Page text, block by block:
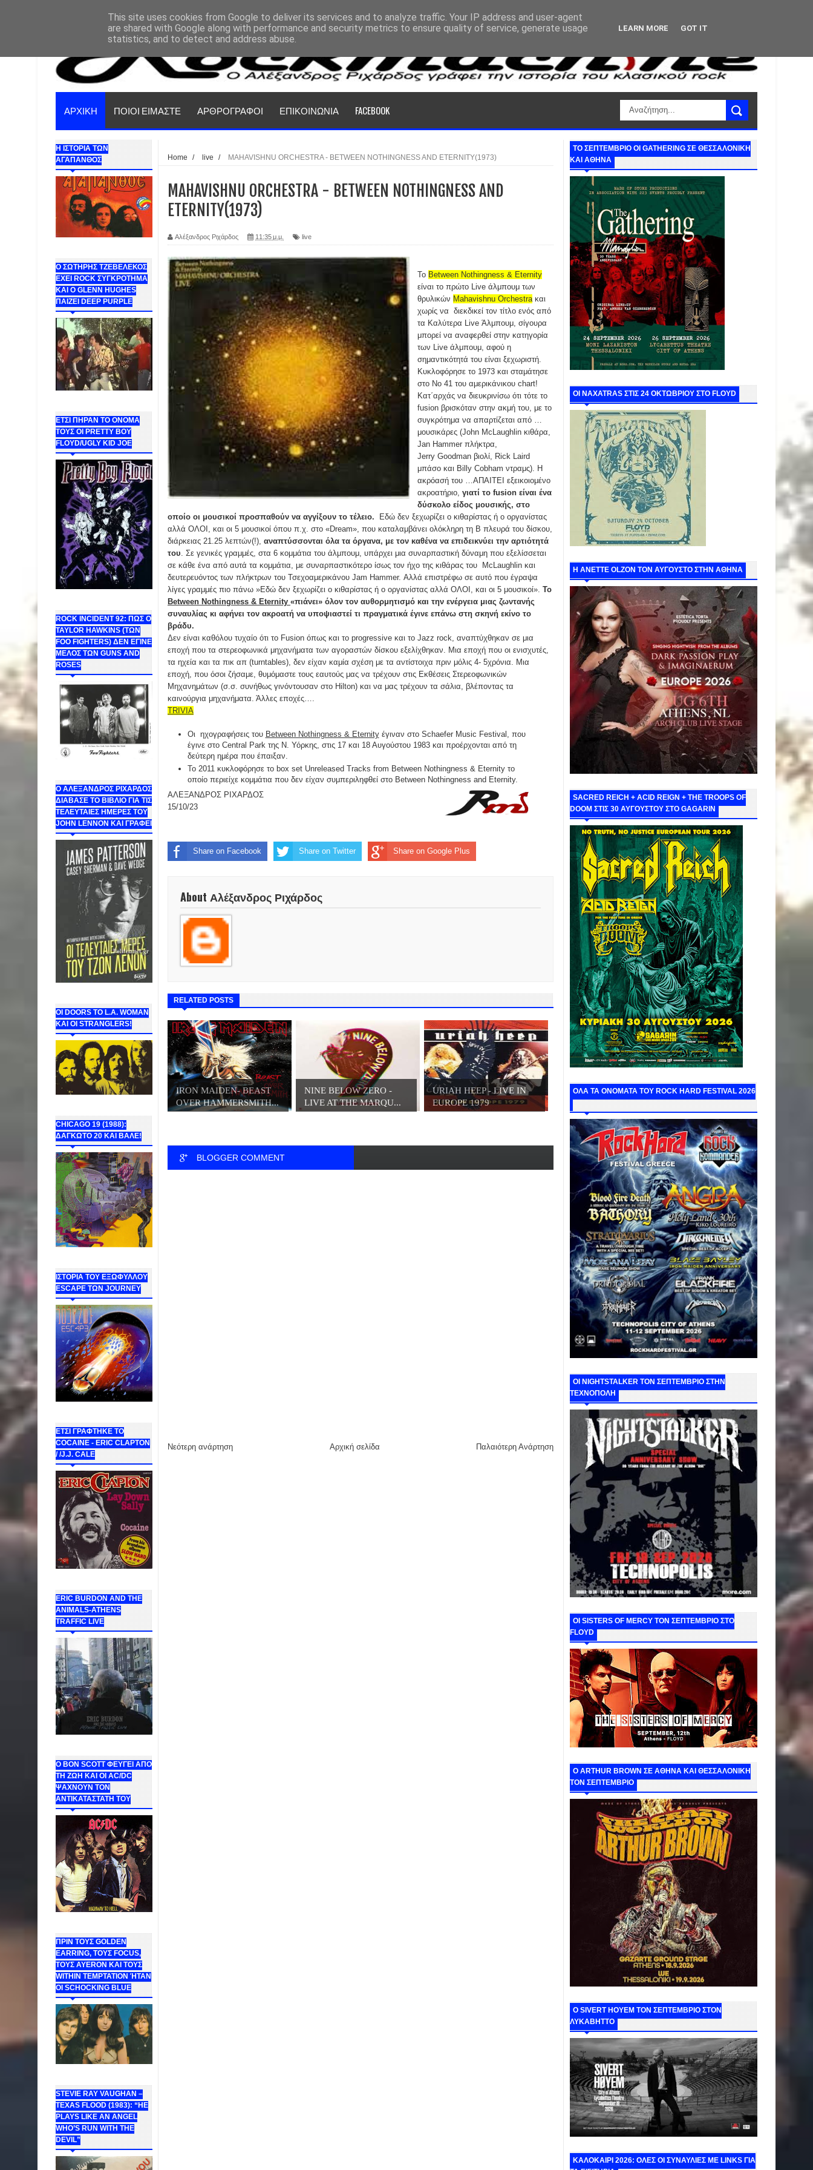
ΑΡΧΙΚΗ ΠΟΙΟΙ ΕΙΜΑΣΤΕ ΑΡΘΡΟΓΡΑΦΟΙ ΕΠΙΚΟΙΝΩΝΙΑ FACEBOOK
Η ΙΣΤΟΡΙΑ ΤΩΝ
ΑΓΑΠΑΝΘΟΣ
Ο ΣΩΤΗΡΗΣ ΤΖΕΒΕΛΕΚΟΣ
ΕΧΕΙ ROCK ΣΥΓΚΡΟΤΗΜΑ
ΚΑΙ Ο GLENN HUGHES
ΠΑΙΖΕΙ DEEP PURPLE
ΕΤΣΙ ΠΗΡΑΝ ΤΟ ΟΝΟΜΑ
ΤΟΥΣ ΟΙ PRETTY BOY
FLOYD/UGLY KID JOE
ROCK INCIDENT 92: ΠΩΣ Ο
TAYLOR HAWKINS (ΤΩΝ
FOO FIGHTERS) ΔΕΝ ΕΓΙΝΕ
ΜΕΛΟΣ ΤΩΝ GUNS AND
ROSES
Ο ΑΛΕΞΑΝΔΡΟΣ ΡΙΧΑΡΔΟΣ
ΔΙΑΒΑΣΕ ΤΟ ΒΙΒΛΙΟ ΓΙΑ ΤΙΣ
ΤΕΛΕΥΤΑΙΕΣ ΗΜΕΡΕΣ ΤΟΥ
JOHN LENNON ΚΑΙ ΓΡΑΦΕΙ
ΟΙ DOORS ΤΟ L.A. WOMAN
KAI OI STRANGLERS!
CHICAGO 19 (1988):
ΔΑΓΚΩΤΟ 20 ΚΑΙ ΒΑΛΕ!
ΙΣΤΟΡΙΑ ΤΟΥ ΕΞΩΦΥΛΛΟΥ
ESCAPE ΤΩΝ JOURNEY
ΕΤΣΙ ΓΡΑΦΤΗΚΕ ΤΟ
COCAINE - ERIC CLAPTON
/ /J.J. CALE
ERIC BURDON AND THE
ANIMALS-ATHENS
TRAFFIC LIVE
Ο BON SCOTT ΦΕΥΓΕΙ ΑΠΟ
ΤΗ ΖΩΗ ΚΑΙ ΟΙ AC/DC
ΨΑΧΝΟΥΝ ΤΟΝ
ΑΝΤΙΚΑΤΑΣΤΑΤΗ ΤΟΥ
ΠΡΙΝ ΤΟΥΣ GOLDEN
EARRING, ΤΟΥΣ FOCUS,
ΤΟΥΣ ΑΥΕROΝ ΚΑΙ ΤΟΥΣ
WITHIN TEMPTATION ΉΤΑΝ
ΟΙ SCHOCKING BLUE
STEVIE RAY VAUGHAN –
TEXAS FLOOD (1983): “HE
PLAYS LIKE AN ANGEL
WHO’S RUN WITH THE
DEVIL”
Home / live / MAHAVISHNU ORCHESTRA - BETWEEN NOTHINGNESS AND ETERNITY(1973)
MAHAVISHNU ORCHESTRA - BETWEEN NOTHINGNESS AND
ETERNITY(1973)
Αλέξανδρος Ριχάρδος 11:35 μ.μ. live
To Between Nothingness & Eternity
είναι το πρώτο Live άλμπουμ των
θρυλικών Mahavishnu Orchestraκαι
χωρίς να διεκδικεί τον τίτλο ενός από
τα Καλύτερα Live Άλμπουμ, σίγουρα
μπορεί να αναφερθεί στην κατηγορία
των Live άλμπουμ, αφού η
σημαντικότητά του είναι ξεχωριστή.
Κυκλοφόρησε το 1973 και σταμάτησε
στο Νο 41 του αμερικάνικου chart!
Κατ΄αρχάς να διευκρινίσω ότι τότε το
fusion βρισκόταν στην ακμή του, με το
συγκρότημα να απαρτίζεται από …
μουσικάρες (John McLaughlin κιθάρα,
Jan Hammer πλήκτρα,
Jerry Goodman βιολί, Rick Laird
μπάσο και Billy Cobham ντραμς). H
ακρόασή του …ΑΠΑΙΤΕΙ εξεικοιομένο
ακροατήριο, γιατί το fusion είναι ένα
δύσκολο είδος μουσικής, στο
οποίο οι μουσικοί προσπαθούν να αγγίξουν το τέλειο.
Εδώ δεν ξεχωρίζει ο κιθαρίστας ή ο οργανίστας
αλλά ΟΛΟΙ, και οι 5 μουσικοί όπου π.χ. στο «Dream», που καταλαμβάνει ολόκληρη τη Β πλευρά του δίσκου,
διάρκειας 21.25 λεπτών(!), αναπτύσσονται όλα τα όργανα, με τον καθένα να επιδεικνύει την αρτιότητά
του. Σε γενικές γραμμές, στα 6 κομμάτια του άλμπουμ, υπάρχει μια συναρπαστική δύναμη που εξελίσσεται
σε κάθε ένα από αυτά τα κομμάτια, με συναρπαστικότερο ίσως τον ήχο της κιθάρας του McLaughlin και
δευτερευόντος των πλήκτρων του Τσεχοαμερικάνου Jam Hammer. Αλλά επιστρέφω σε αυτό που έγραψα
λίγες γραμμές πιο πάνω »Εδώ δεν ξεχωρίζει ο κιθαρίστας ή ο οργανίστας αλλά ΟΛΟΙ, και οι 5 μουσικοί». Το
Between Nothingness & Eternity «πιάνει» όλον τον αυθορμητισμό και την ενέργεια μιας ζωντανής
συναυλίας κι αφήνει τον ακροατή να υποψιαστεί τι πραγματικά έγινε επάνω στη σκηνή εκίνο το
βράδυ.
Δεν είναι καθόλου τυχαίο ότι το Fusion όπως και το progressive και το Jazz rock, αναπτύχθηκαν σε μια
εποχή που τα στερεοφωνικά μηχανήματα των αγοραστών δίσκου εξελίχθηκαν. Μια εποχή που οι ενισχυτές,
τα ηχεία και τα πικ απ (turntables), δεν είχαν καμία σχέση με τα αντίστοιχα πριν μόλις 4- 5χρόνια. Μια
εποχή, που όσοι ζήσαμε, θυμόμαστε τους εαυτούς μας να τρέχουν στις Εκθέσεις Στερεοφωνικών
Μηχανημάτων (σ.σ. συνήθως γινόντουσαν στο Hilton) και να μας τρέχουν τα σάλια, βλέποντας τα
καινούργια μηχανήματα. Άλλες εποχές….
TRIVIA
Οι ηχογραφήσεις του Between Nothingness & Eternityέγιναν στο Schaefer Music Festival, που
έγινε στο Central Park της Ν. Υόρκης, στις 17 και 18 Αυγούστου 1983 και προέρχονται από τη
δεύτερη ημέρα που έπαιξαν.
To 2011 κυκλοφόρησε το box set Unreleased Tracks from Between Nothingness & Eternity το
οποίο περιείχε κομμάτια που δεν είχαν συμπεριληφθεί στο Between Nothingness and Eternity.
ΑΛΕΞΑΝΔΡΟΣ ΡΙΧΑΡΔΟΣ
15/10/23
Share on Facebook Share on Twitter Share on Google Plus
About Αλέξανδρος Ριχάρδος
RELATED POSTS
IRON MAIDEN- BEAST
OVER HAMMERSMITH...
NINE BELOW ZERO -
LIVE AT THE MARQU...
URIAH HEEP - LIVE IN
EUROPE 1979
BLOGGER COMMENT
Νεότερη ανάρτηση Παλαιότερη Ανάρτηση
Αρχική σελίδα
ΤΟ ΣΕΠΤΕΜΒΡΙΟ ΟΙ GATHERING ΣΕ ΘΕΣΣΑΛΟΝΙΚΗ
ΚΑΙ ΑΘΗΝΑ
ΟΙ NAXATRAS ΣΤΙΣ 24 ΟΚΤΩΒΡΙΟΥ ΣΤΟ FLOYD
Η ANETTE OLZON ΤΟΝ ΑΥΓΟΥΣΤΟ ΣΤΗΝ ΑΘΗΝΑ
SACRED REICH + ACID REIGN + THE TROOPS OF
DOOM ΣΤΙΣ 30 ΑΥΓΟΥΣΤΟΥ ΣΤΟ GAGARIN
ΟΛΑ ΤΑ ΟΝΟΜΑΤΑ ΤΟΥ ROCK HARD FESTIVAL 2026
ΟΙ NIGHTSTALKER ΤΟΝ ΣΕΠΤΕΜΒΡΙΟ ΣΤΗΝ
ΤΕΧΝΟΠΟΛΗ
ΟΙ SISTERS OF MERCY ΤΟΝ ΣΕΠΤΕΜΒΡΙΟ ΣΤΟ
FLOYD
O ARTHUR BROWN ΣΕ ΑΘΗΝΑ ΚΑΙ ΘΕΣΣΑΛΟΝΙΚΗ
ΤΟΝ ΣΕΠΤΕΜΒΡΙΟ
Ο SIVERT HOYEM ΤΟΝ ΣΕΠΤΕΜΒΡΙΟ ΣΤΟΝ
ΛΥΚΑΒΗΤΤΟ
ΚΑΛΟΚΑΙΡΙ 2026: ΟΛΕΣ ΟΙ ΣΥΝΑΥΛΙΕΣ ΜΕ LINKS ΓΙΑ
This site uses cookies from Google to deliver its services and to analyze traffic. Your IP address and user-agent
are shared with Google along with performance and security metrics to ensure quality of service, generate usage
statistics, and to detect and address abuse.
LEARN MORE GOT IT